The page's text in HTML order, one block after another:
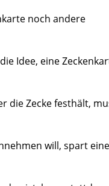
noch andere
Idee, eine
die Zecke festhält,
will, spart